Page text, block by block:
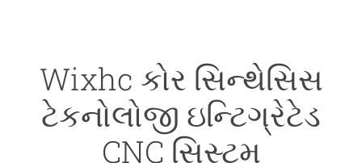
Wixhc કોર સિન્થેસિસ
ટેકનોલોજી ઇન્ટિગ્રેટેડ
CNC સિસ્ટમ